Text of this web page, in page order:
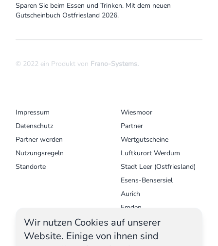
Sparen Sie beim Essen und Trinken. Mit dem neuen
Gutscheinbuch Ostfriesland 2026.
© 2022 ein Produkt von Frano-Systems.
Impressum
Datenschutz
Partner werden
Nutzungsregeln
Standorte
Wiesmoor
Partner
Wertgutscheine
Luftkurort Werdum
Stadt Leer (Ostfriesland)
Esens-Bensersiel
Aurich
Emden
Krummhörn - Greetsiel
Norden Norddeich
Wir nutzen Cookies auf unserer
Website. Einige von ihnen sind